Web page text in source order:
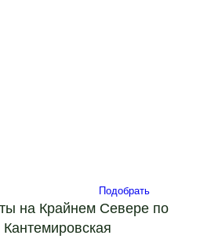
Подобрать
на Крайнем Севере по